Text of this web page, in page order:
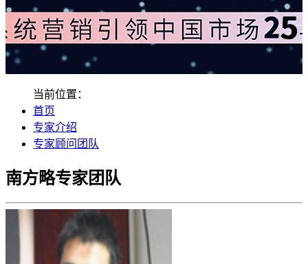
当前位置：
首页
专家介绍
专家顾问团队
南方略专家团队